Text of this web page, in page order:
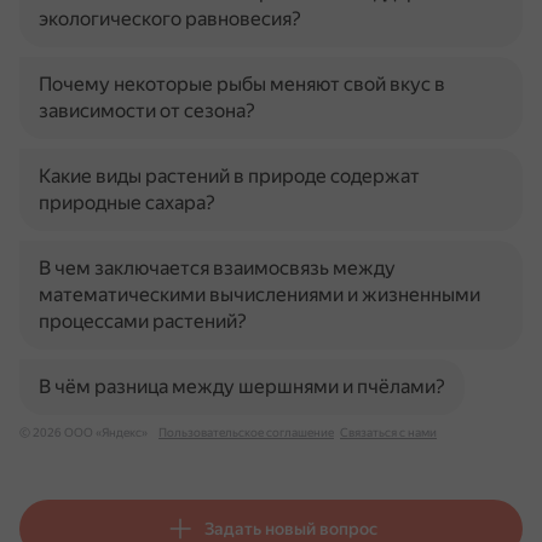
экологического равновесия?
Почему некоторые рыбы меняют свой вкус в
зависимости от сезона?
Какие виды растений в природе содержат
природные сахара?
В чем заключается взаимосвязь между
математическими вычислениями и жизненными
процессами растений?
В чём разница между шершнями и пчёлами?
© 2026 ООО «Яндекс» Пользовательское соглашение Связаться с нами
Задать новый вопрос